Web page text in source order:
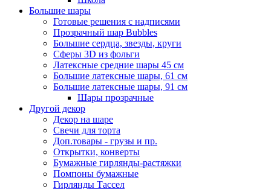
Большие шары
Готовые решения с надписями
Прозрачный шар Bubbles
Большие сердца, звезды, круги
Сферы 3D из фольги
Латексные средние шары 45 см
Большие латексные шары, 61 см
Большие латексные шары, 91 см
Шары прозрачные
Другой декор
Декор на шаре
Свечи для торта
Доп.товары - грузы и пр.
Открытки, конверты
Бумажные гирлянды-растяжки
Помпоны бумажные
Гирлянды Тассел